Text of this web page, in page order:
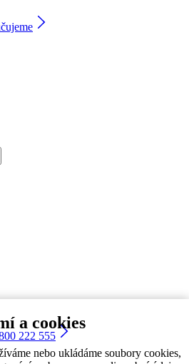
a cookies
nebo ukládáme soubory cookies,
222 555